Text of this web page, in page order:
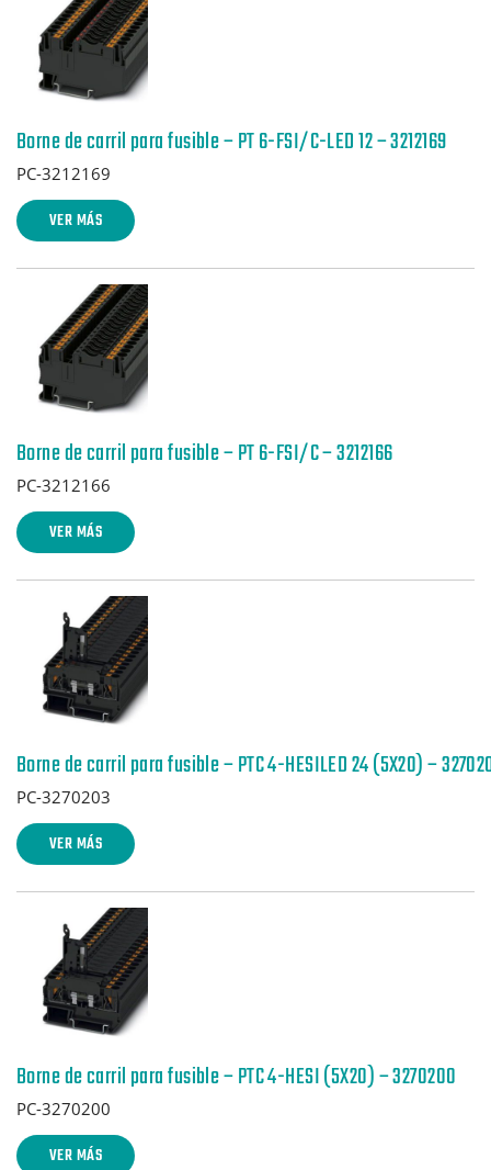
Borne de carril para fusible – PT 6-FSI/C-LED 12 – 3212169
PC-3212169
VER MÁS
Borne de carril para fusible – PT 6-FSI/C – 3212166
PC-3212166
VER MÁS
Borne de carril para fusible – PTC 4-HESILED 24 (5X20) –
PC-3270203
VER MÁS
Borne de carril para fusible – PTC 4-HESI (5X20) – 3270200
PC-3270200
VER MÁS